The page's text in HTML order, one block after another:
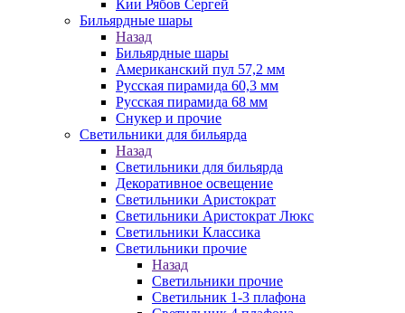
Кии Рябов Сергей
Бильярдные шары
Назад
Бильярдные шары
Американский пул 57,2 мм
Русская пирамида 60,3 мм
Русская пирамида 68 мм
Снукер и прочие
Светильники для бильярда
Назад
Светильники для бильярда
Декоративное освещение
Светильники Аристократ
Светильники Аристократ Люкс
Светильники Классика
Светильники прочие
Назад
Светильники прочие
Светильник 1-3 плафона